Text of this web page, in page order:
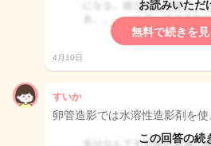
お読みいただ
無料で続きを
4月10日
すいか
卵管造影では水溶性造影剤を使
この回答の続